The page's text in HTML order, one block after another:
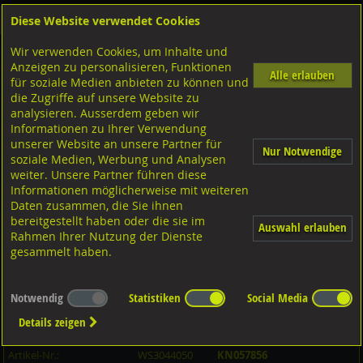
Shop Bohrer-Bit Einsatz-GewindebohrerBiteinsätze
Torx
Bit STARCH TX 1/4", S2 Qualität, verchromt TX50x70 1/4"
Artikel-Informationen
Artikel-Nr.:
WS3044050
KN057856
Diese Website verwendet Cookies
Wir verwenden Cookies, um Inhalte und
Anzeigen zu personalisieren, Funktionen
für soziale Medien anbieten zu können und
die Zugriffe auf unsere Website zu
analysieren. Ausserdem geben wir
Informationen zu Ihrer Verwendung
unserer Website an unsere Partner für
soziale Medien, Werbung und Analysen
weiter. Unsere Partner führen diese
Informationen möglicherweise mit weiteren
Daten zusammen, die Sie ihnen
bereitgestellt haben oder die sie im
Rahmen Ihrer Nutzung der Dienste
gesammelt haben.
Alle erlauben
Nur Notwendige
Auswahl erlauben
Notwendig Statistiken
Social Media
Details zeigen